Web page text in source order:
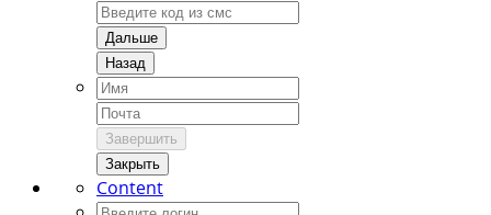
Дальше
Назад
Завершить
Закрыть
Content